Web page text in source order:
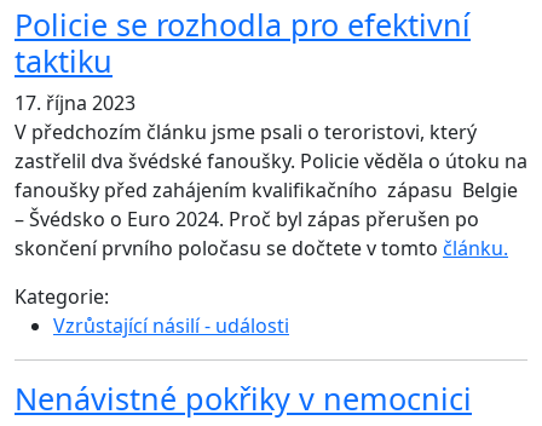
Policie se rozhodla pro efektivní
taktiku
17. října 2023
V předchozím článku jsme psali o teroristovi, který
zastřelil dva švédské fanoušky. Policie věděla o útoku na
fanoušky před zahájením kvalifikačního zápasu Belgie
– Švédsko o Euro 2024. Proč byl zápas přerušen po
skončení prvního poločasu se dočtete v tomto článku.
Kategorie:
Vzrůstající násilí - události
Nenávistné pokřiky v nemocnici